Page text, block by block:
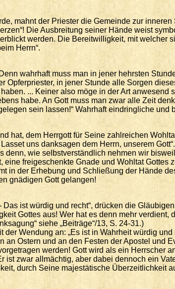
mahnt der Priester die Gemeinde zur
Die Ausbreitung seiner Hände weist
werden. Die Bereitwilligkeit, mit welcher
Herrn“.
wahrhaft muss man in jener hehrsten
Opferpriester, in jener Stunde alle Sorgen
... Keiner also möge in der Art
habe. An Gott muss man zwar alle Zeit
sein lassen!“ Wahrhaft eindringliche und
hat, dem Herrgott für Seine zahlreichen
uns danksagen dem Herrn, unserem
denn, wie selbstverständlich nehmen wir
freigeschenkte Gnade und Wohltat Gottes
in der Erhebung und Schließung der Hände
gnädigen Gott gelangen!
Das ist würdig und recht“, drücken die
Gottes aus! Wer hat es denn mehr
siehe „Beiträge“/13, S. 24-31.)
Wendung an: „Es ist in Wahrheit würdig
an Ostern und an den Festen der Apostel
werden! Gott wird als ein Herrscher
zwar allmächtig, aber dabei dennoch ein
durch Seine majestätische Überzeitlichkeit